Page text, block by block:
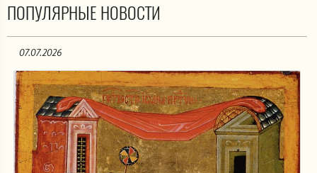
ПОПУЛЯРНЫЕ НОВОСТИ
07.07.2026